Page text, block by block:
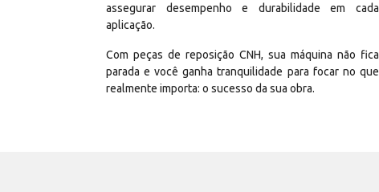
assegurar desempenho e durabilidade em cada
aplicação.
Com peças de reposição CNH, sua máquina não fica
parada e você ganha tranquilidade para focar no que
realmente importa: o sucesso da sua obra.